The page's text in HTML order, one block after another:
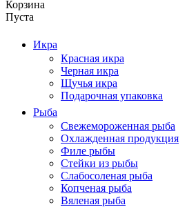
Корзина
Пуста
Икра
Красная икра
Черная икра
Щучья икра
Подарочная упаковка
Рыба
Свежемороженная рыба
Охлажденная продукция
Филе рыбы
Стейки из рыбы
Слабосоленая рыба
Копченая рыба
Вяленая рыба